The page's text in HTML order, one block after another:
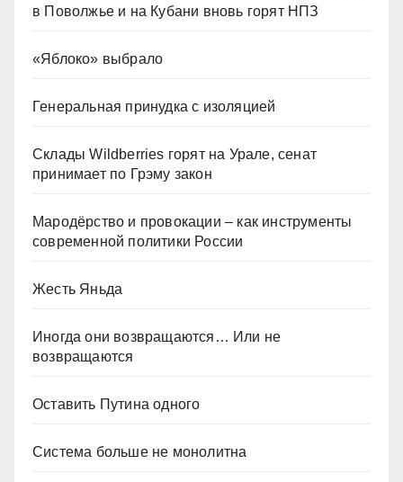
в Поволжье и на Кубани вновь горят НПЗ
«Яблоко» выбрало
Генеральная принудка с изоляцией
Склады Wildberries горят на Урале, сенат
принимает по Грэму закон
Мародёрство и провокации – как инструменты
современной политики России
Жесть Яньда
Иногда они возвращаются… Или не
возвращаются
Оставить Путина одного
Система больше не монолитна